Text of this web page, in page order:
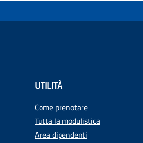
UTILITÀ
Come prenotare
Tutta la modulistica
Area dipendenti